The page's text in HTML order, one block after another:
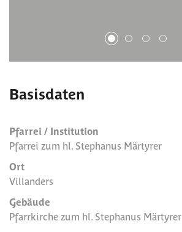
1 2 3 4
Basisdaten
Pfarrei / Institution
Pfarrei zum hl. Stephanus Märtyrer
Ort
Villanders
Gebäude
Pfarrkirche zum hl. Stephanus Märtyrer